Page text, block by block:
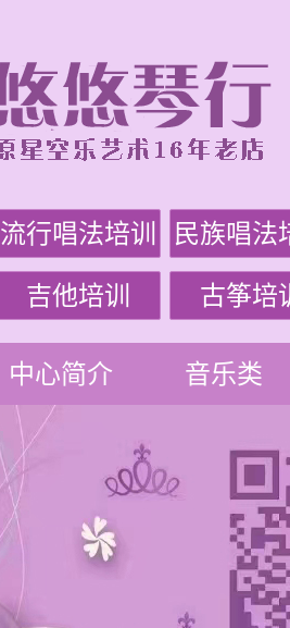
流行唱法培训 民族唱法
吉他培训 古筝培
中心简介 音乐类